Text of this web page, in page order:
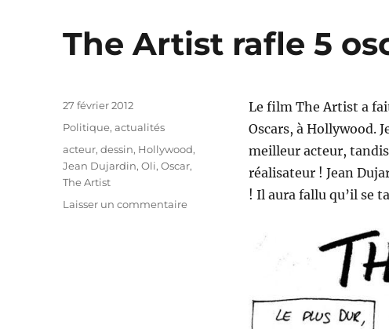
The Artist rafle 5
Le film The Artist a
Oscars, à Hollywood.
meilleur acteur,
réalisateur ! Jean
! Il aura fallu qu’il se
Publié
27 février 2012
Catégories
Politique, actualités
Étiquettes
acteur,dessin, Hollywood,
Jean Dujardin,Oli,Oscar,
The Artist
Laisser un commentairesur